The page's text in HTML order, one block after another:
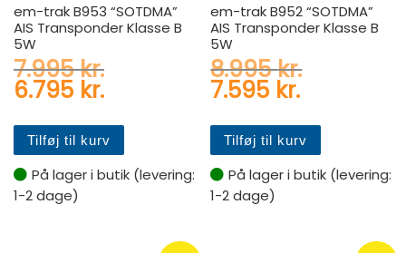
em-trak B953 “SOTDMA”
AIS Transponder Klasse B
5W
7.995kr.Den oprindelige pris var:
6.795 kr.Den aktuelle pris er: 6.795
Tilføj til kurv
På lager i butik (levering:
1-2 dage)
em-trak B952 “SOTDMA”
AIS Transponder Klasse B
5W
8.995kr.Den
7.595 kr.Den
Tilføj til kurv
På lager i butik (levering:
1-2 dage)